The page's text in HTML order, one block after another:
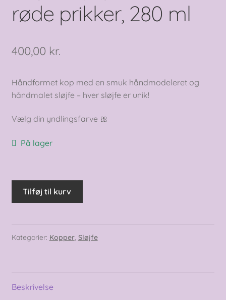
røde prikker, 280 ml
400,00 kr.
Håndformet kop med en smuk håndmodeleret og
håndmalet sløjfe – hver sløjfe er unik!
Vælg din yndlingsfarve 🎀
På lager
Sløjfekop,
prikker,
Tilføj til kurv
Kategorier: Kopper, Sløjfe
Beskrivelse